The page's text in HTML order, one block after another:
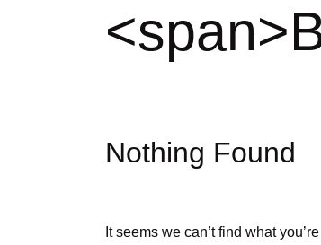
Nothing Found
It seems we can’t find what